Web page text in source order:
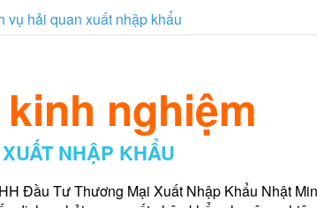
vụ hải quan xuất nhập khẩu
nghiệm
NHẬP KHẨU
Đầu Tư Thương Mại Xuất Nhập Khẩu Nhật